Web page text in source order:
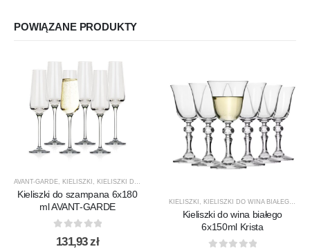
POWIĄZANE PRODUKTY
AVANT-GARDE, KIELISZKI , KIELISZKI DO SZAMPANA
Kieliszki do szampana 6x180
ml AVANT-GARDE
out of 5
131,93zł
KIELISZKI , KIELISZKI DO WINA BIAŁEGO ,
Kieliszki do wina białego
6x150ml Krista